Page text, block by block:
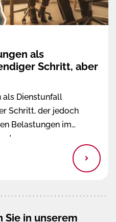
als
Schritt, aber
als Dienstunfall
Schritt, der jedoch
Belastungen im
in unserem